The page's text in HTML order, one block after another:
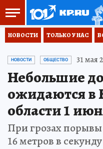
НОВОСТИ ТОЛЬКО У НАС
НОВОСТИ ОБЩЕСТВО 31 мая
Небольшие
ожидаются в
области 1
При грозах порывы
16 метров в секунду